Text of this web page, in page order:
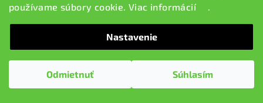
používame súbory cookie. Viac informácií
.
Nastavenie
Odmietnuť Súhlasím
Predné brzdové kotúče Premium (D1247) (priemer 374mm)
KÓD:D1247